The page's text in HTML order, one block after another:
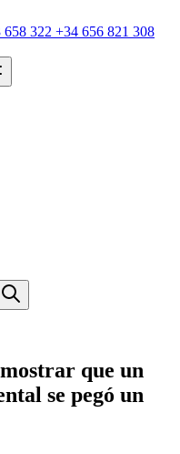
658 322 +34 656 821 308
que un
se pegó un